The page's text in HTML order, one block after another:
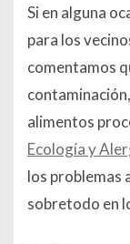
Si en alguna
para los
comentamos
alimentos
Ecología y
los problemas
sobretodo en